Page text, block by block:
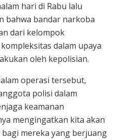
hari di Rabu lalu
bahwa bandar narkoba
dari kelompok
dalam upaya
oleh kepolisian.
operasi tersebut,
polisi dalam
keamanan
mengingatkan kita akan
mereka yang berjuang